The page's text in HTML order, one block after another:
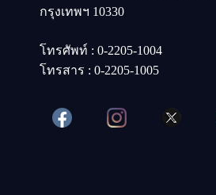
กรุงเทพฯ 10330
โทรศัพท์ : 0-2205-1004
โทรสาร : 0-2205-1005